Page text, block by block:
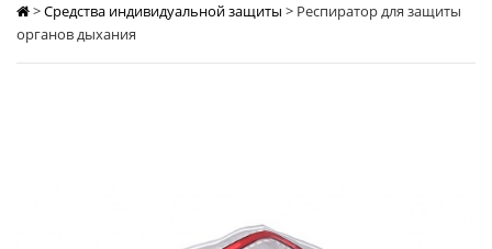
>Средства индивидуальной защиты > Респиратор для защиты
органов дыхания